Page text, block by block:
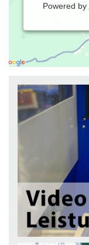
Powered by